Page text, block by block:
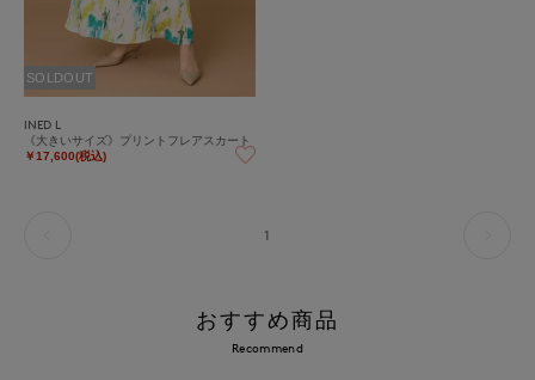
SOLDOUT
INED L
《大きいサイズ》プリントフレアスカート
￥17,600(税込)
1
おすすめ商品
Recommend